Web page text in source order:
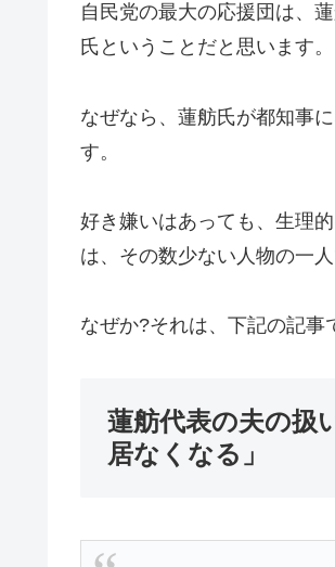
自民党の最大の応援団は、
氏ということだと思います。
なぜなら、蓮舫氏が都知事
す。
好き嫌いはあっても、生理
は、その数少ない人物の一人
なぜか?それは、下記の記事
蓮舫代表の夫の扱
居なくなる」